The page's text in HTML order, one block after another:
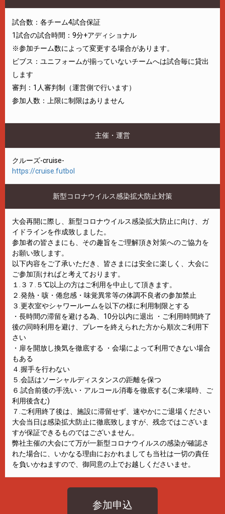
試合数：各チーム4試合保証
1試合の試合時間：9分+アディショナル
※参加チーム数によって変更する場合があります。
ビブス：ユニフォームが揃っていないチームへは試合毎に貸出
します
審判：1人審判制（運営側で行います）
参加人数：上限に制限はありません
主催・運営
クルーズ-cruise-
https://cruise.futbol
新型コロナウイルス感染拡大防止対策
大会再開に際し、新型コロナウイルス感染拡大防止に向け、ガ
イドラインを作成致しました。
参加者の皆さまにも、その趣旨をご理解頂き対策へのご協力を
お願い致します。
以下内容をご了承いただき、皆さまには安全に楽しく、大会に
ご参加頂ければと考えております。
１.３７.５℃以上の方はご利用を中止して頂きます。
２.発熱・咳・倦怠感・味覚異常等の体調不良者の参加禁止
３.更衣室やシャワールームを以下の様に利用制限とする
・長時間の滞留を避ける為、10分以内に退出 ・ご利用時間終了
後の同時利用を避け、プレーを終えられた方から順次ご利用下
さい
・扉を開放し換気を徹底する ・会場によって利用できない場合
もある
４.握手を行わない
５.会話はソーシャルディスタンスの距離を保つ
６.試合前後の手洗い・アルコール消毒を徹底する(ご来場時、ご
利用後含む)
７.ご利用終了後は、施設に滞留せず、速やかにご退場ください
大会当日は感染拡大防止に徹底致しますが、残念ではございま
すが保証できるものではございません。
弊社主催の大会にて万が一新型コロナウイルスの感染が確認さ
れた場合に、いかなる理由におかれましても当社は一切の責任
を負いかねますので、御同意の上でお越しくださいませ。
参加申込